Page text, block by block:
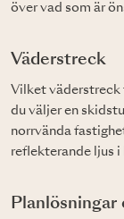
över vad som är
Väderstreck
Vilket väderstreck
du väljer en
norrvända
reflekterande ljus i